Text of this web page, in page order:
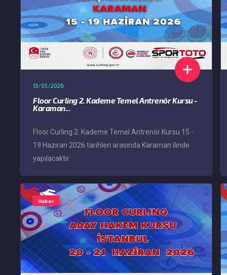
13/05/2026
Floor Curling 2. Kademe Temel Antrenör Kursu -
Karaman...
Floor Curling 2. Kademe Temel Antrenör Kursu 15 -
19 Haziran 2026 tarihleri arasında Karaman ilinde
yapılacaktır.
Haber